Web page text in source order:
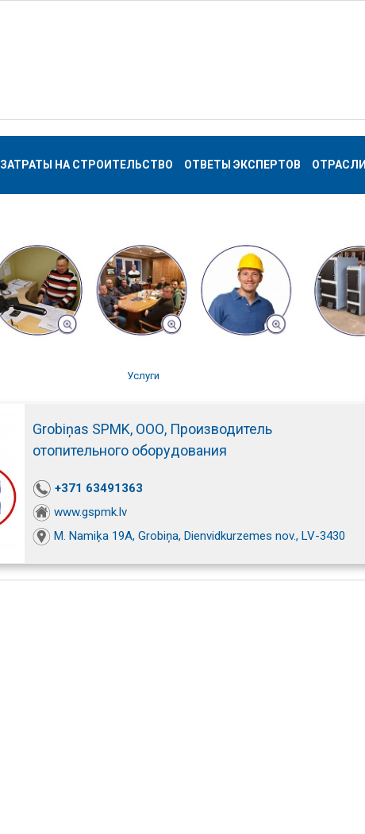
ЗАТРАТЫ НА СТРОИТЕЛЬСТВО ОТВЕТЫ ЭКСПЕРТОВ ОТРАСЛИ
Услуги
Grobiņas SPMK, ООО, Производитель
отопительного оборудования
+371 63491363
www.gspmk.lv
M. Namiķa 19A, Grobiņa, Dienvidkurzemes nov., LV-3430